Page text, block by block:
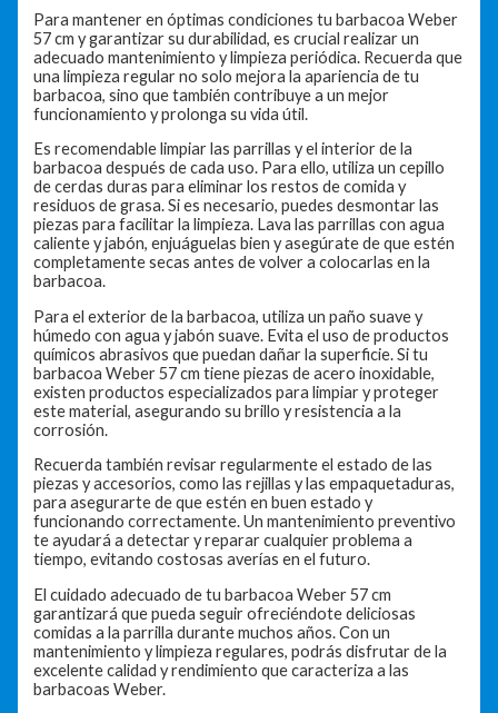
Para mantener en óptimas condiciones tu barbacoa Weber
57 cm y garantizar su durabilidad, es crucial realizar un
adecuado mantenimiento y limpieza periódica. Recuerda que
una limpieza regular no solo mejora la apariencia de tu
barbacoa, sino que también contribuye a un mejor
funcionamiento y prolonga su vida útil.
Es recomendable limpiar las parrillas y el interior de la
barbacoa después de cada uso. Para ello, utiliza un cepillo
de cerdas duras para eliminar los restos de comida y
residuos de grasa. Si es necesario, puedes desmontar las
piezas para facilitar la limpieza. Lava las parrillas con agua
caliente y jabón, enjuáguelas bien y asegúrate de que estén
completamente secas antes de volver a colocarlas en la
barbacoa.
Para el exterior de la barbacoa, utiliza un paño suave y
húmedo con agua y jabón suave. Evita el uso de productos
químicos abrasivos que puedan dañar la superficie. Si tu
barbacoa Weber 57 cm tiene piezas de acero inoxidable,
existen productos especializados para limpiar y proteger
este material, asegurando su brillo y resistencia a la
corrosión.
Recuerda también revisar regularmente el estado de las
piezas y accesorios, como las rejillas y las empaquetaduras,
para asegurarte de que estén en buen estado y
funcionando correctamente. Un mantenimiento preventivo
te ayudará a detectar y reparar cualquier problema a
tiempo, evitando costosas averías en el futuro.
El cuidado adecuado de tu barbacoa Weber 57 cm
garantizará que pueda seguir ofreciéndote deliciosas
comidas a la parrilla durante muchos años. Con un
mantenimiento y limpieza regulares, podrás disfrutar de la
excelente calidad y rendimiento que caracteriza a las
barbacoas Weber.